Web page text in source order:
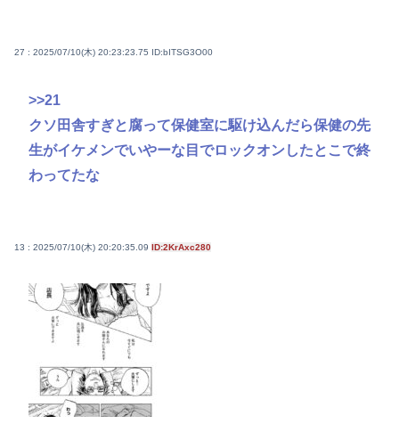
27 : 2025/07/10(木) 20:23:23.75 ID:bITSG3O00
>>21
クソ田舎すぎと腐って保健室に駆け込んだら保健の先
生がイケメンでいやーな目でロックオンしたとこで終
わってたな
13 : 2025/07/10(木) 20:20:35.09 ID:2KrAxc280